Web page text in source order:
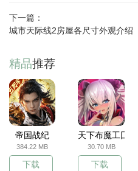
下一篇：
城市天际线2房屋各尺寸外观介绍
精品推荐
帝国战纪
384.22 MB
下载
天下布魔工囗服
30.70 MB
下载